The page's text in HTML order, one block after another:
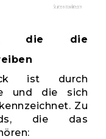
die die
ist durch
und die sich
Zu
die das